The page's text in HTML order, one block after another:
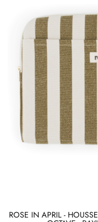
ROSE IN APRIL -